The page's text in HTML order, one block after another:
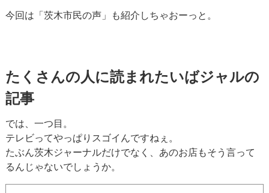
今回は「茨木市民の声」も紹介しちゃおーっと。
たくさんの人に読まれたいばジャルの
記事
では、一つ目。
テレビってやっぱりスゴイんですねぇ。
たぶん茨木ジャーナルだけでなく、あのお店もそう言って
るんじゃないでしょうか。